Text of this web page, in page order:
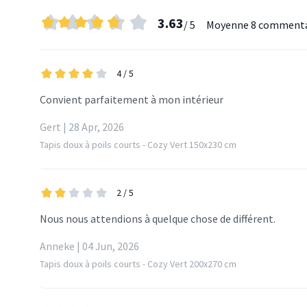
3.63/ 5 Moyenne 8
4 / 5
Convient parfaitement à mon intérieur
Gert | 28 Apr, 2026
Tapis doux à poils courts - Cozy Vert 150x230 cm
2 / 5
Nous nous attendions à quelque chose de différent.
Anneke | 04 Jun, 2026
Tapis doux à poils courts - Cozy Vert 200x270 cm